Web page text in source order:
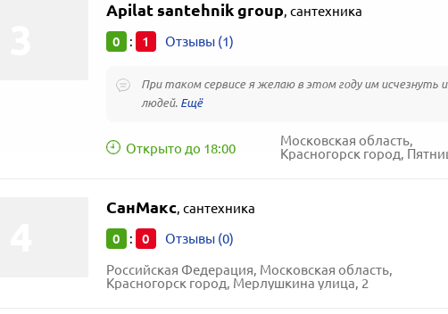
Apilat santehnik group, сантехника
0 : 1 Отзывы (1)
При таком сервисе я желаю в этом году им исчезнуть
людей.
Открыто до 18:00
Московская область,
Красногорск город,
СанМакс, сантехника
0 : 0 Отзывы (0)
Российская Федерация, Московская область,
Красногорск город, Мерлушкина улица, 2